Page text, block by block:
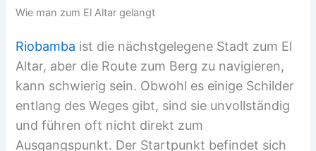
Wie man zum El Altar gelangt
Riobamba ist die nächstgelegene Stadt zum El
Altar, aber die Route zum Berg zu navigieren,
kann schwierig sein. Obwohl es einige Schilder
entlang des Weges gibt, sind sie unvollständig
und führen oft nicht direkt zum
Ausgangspunkt. Der Startpunkt befindet sich